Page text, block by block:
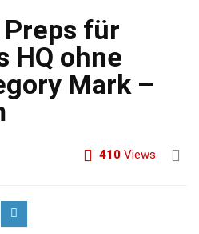
für
HQ ohne
Mark –
410 Views